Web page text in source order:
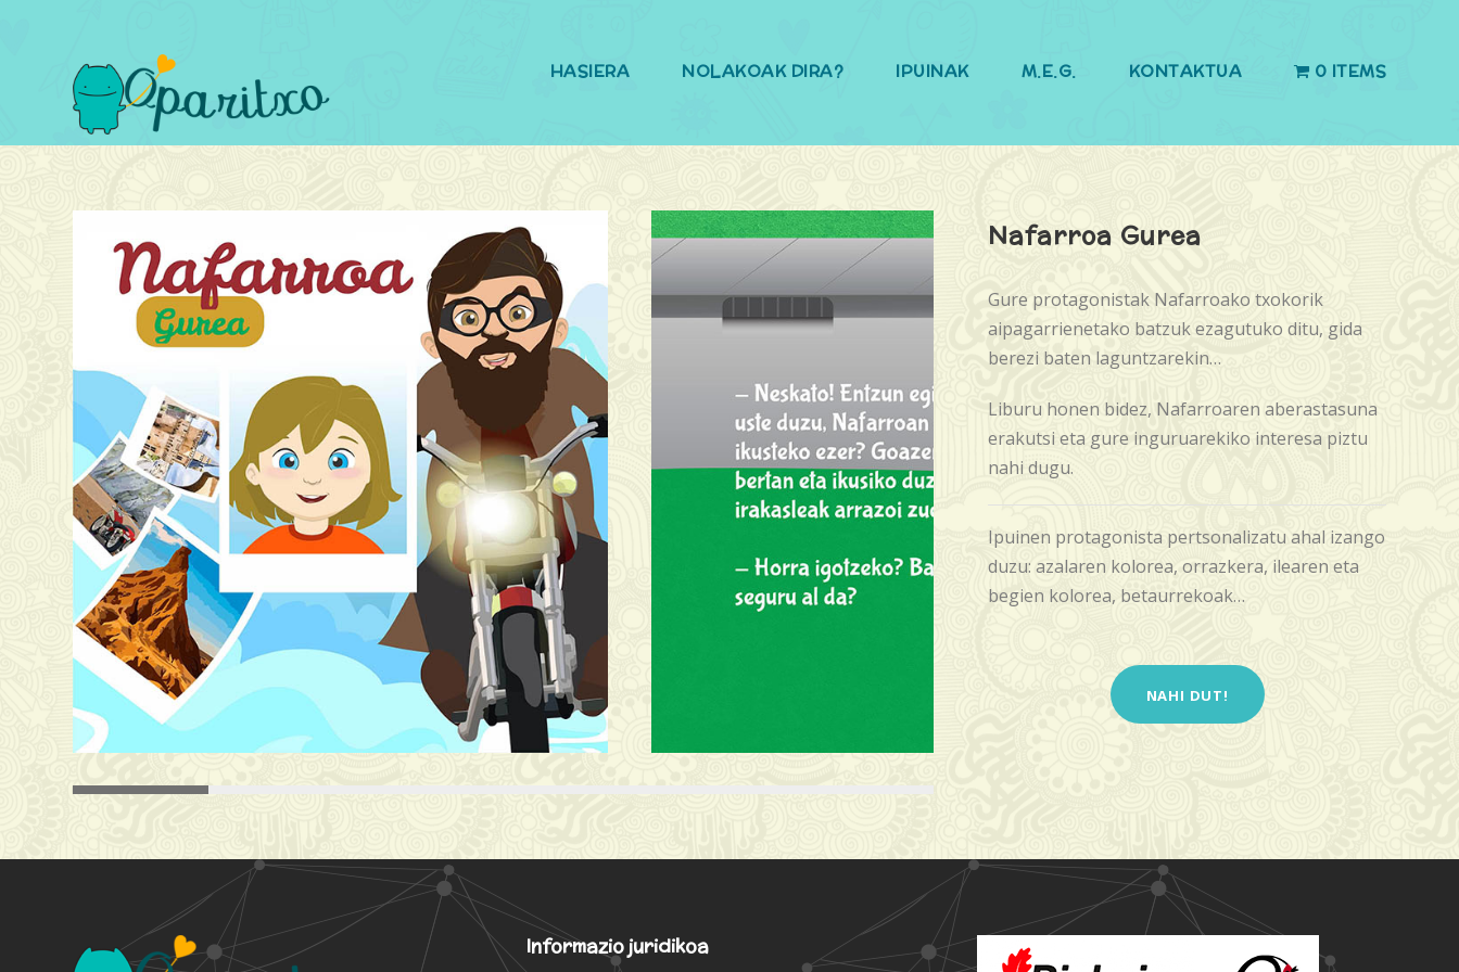
HASIERA NOLAKOAK DIRA? IPUINAK M.E.G. KONTAKTUA 0 ITEMS
Nafarroa Gurea
Gure protagonistak Nafarroako txokorik
aipagarrienetako batzuk ezagutuko ditu, gida
berezi baten laguntzarekin…
Liburu honen bidez, Nafarroaren aberastasuna
erakutsi eta gure inguruarekiko interesa piztu
nahi dugu.
Ipuinen protagonista pertsonalizatu ahal izango
duzu: azalaren kolorea, orrazkera, ilearen eta
begien kolorea, betaurrekoak…
NAHI DUT!
Informazio juridikoa